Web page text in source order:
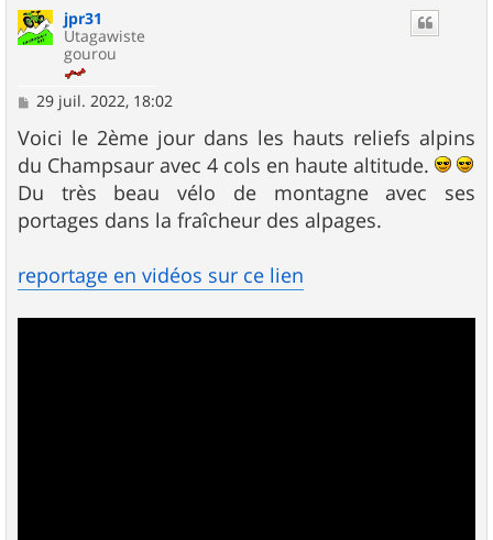
jpr31
Utagawiste
gourou
M
s
s
a
g
e
29 juil. 2022, 18:02
Voici le 2ème jour dans les hauts reliefs alpins
du Champsaur avec 4 cols en haute altitude.
Du très beau vélo de montagne avec ses
portages dans la fraîcheur des alpages.
reportage en vidéos sur ce lien